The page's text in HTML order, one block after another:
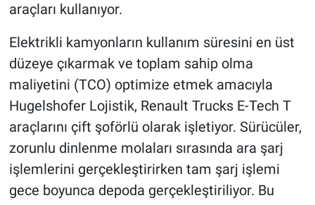
araçları kullanıyor.
Elektrikli kamyonların kullanım süresini en üst
düzeye çıkarmak ve toplam sahip olma
maliyetini (TCO) optimize etmek amacıyla
Hugelshofer Lojistik, Renault Trucks E-Tech T
araçlarını çift şoförlü olarak işletiyor. Sürücüler,
zorunlu dinlenme molaları sırasında ara şarj
işlemlerini gerçekleştirirken tam şarj işlemi
gece boyunca depoda gerçekleştiriliyor. Bu